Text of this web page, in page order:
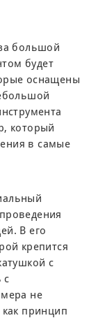
большой
будет
оснащены
который
в самые
В его
крепится
с
с
не
как принцип